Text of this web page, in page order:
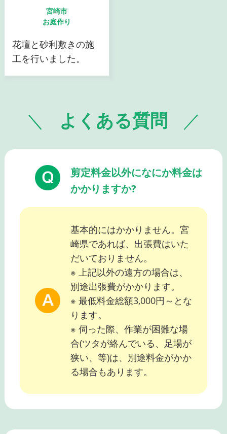
宮崎市
お庭作り
花壇と砂利敷きの施
工を行いました。
よくある質問
剪定料金以外になにか料金は
かかりますか?
基本的にはかかりません。宮
崎県であれば、出張費はいた
だいておりません。
※ 上記以外の遠方の場合は、
別途出張費がかかります。
※ 最低料金総額3,000円～とな
ります。
※ 伺った際、作業が困難な場
合(ツタが絡んでいる、足場が
狭い、等)は、別途料金がかか
る場合もあります。